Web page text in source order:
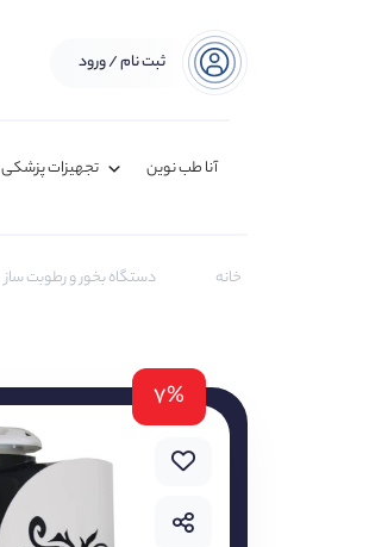
ثبت نام / ورود
آنا طب نوین تجهیزات پزشکی
خانه دستگاه بخور و رطوبت ساز
۷%